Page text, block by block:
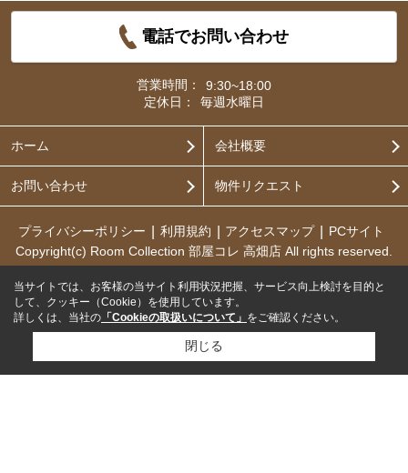
電話でお問い合わせ
営業時間：
9:30~18:00
定休日：
毎週水曜日
ホーム 会社概要
お問い合わせ 物件リクエスト
プライバシーポリシー 利用規約 アクセスマップ
PCサイト
Copyright(c) Room Collection 部屋コレ 高畑店 All rights reserved.
当サイトでは、お客様の当サイト利用状況把握、サービス向上検討を目的と
して、クッキー（Cookie）を使用しています。
詳しくは、当社の 「Cookieの取扱いについて」 をご確認ください。
閉じる